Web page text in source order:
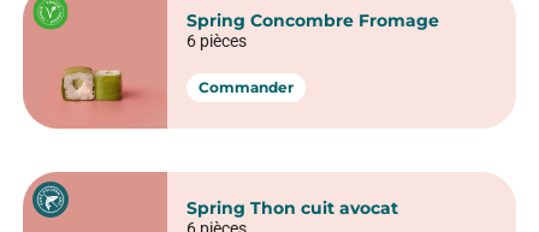
Spring Concombre Fromage
6 pièces
Commander
Spring Thon cuit avocat